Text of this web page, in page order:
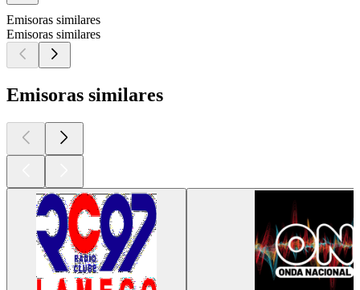
Emisoras similares
Emisoras similares
Emisoras similares